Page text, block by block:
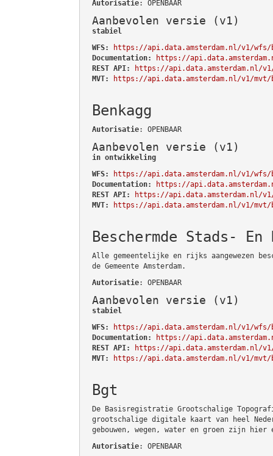
Autorisatie: OPENBAAR
Aanbevolen versie (v1)
stabiel
WFS:
https://api.data.amsterdam.nl/v1/wfs/
Documentation:
https://
REST API:
https://api.data.amsterdam.nl/
MVT:
https://api.data.amsterdam.nl/v1/mvt/
Benkagg
Autorisatie: OPENBAAR
Aanbevolen versie (v1)
in ontwikkeling
WFS:
https://api.data.amsterdam.nl/v1/wfs/
Documentation:
https://
REST API:
https://api.data.amsterdam.nl/v1/
MVT:
https://api.data.amsterdam.nl/v1/mvt/
Beschermde Stads-
Alle gemeentelijke en rijks aangewezen
de Gemeente Amsterdam.
Autorisatie: OPENBAAR
Aanbevolen versie (v1)
stabiel
WFS:
https://api.data.amsterdam.nl/v1/wfs/
Documentation:
https://
REST API:
https://api.data.amsterdam.nl/v1/
MVT:
https://api.data.amsterdam.nl/v1/mvt/
Bgt
De Basisregistratie Grootschalige
grootschalige digitale kaart van heel
gebouwen, wegen, water en groen zijn hier
Autorisatie: OPENBAAR